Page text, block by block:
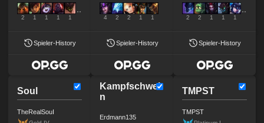
2 1 1 1 1
Spieler-History
4 2 2 1 1
Spieler-History
2 2 1 1 1
Spieler-History
Soul
TheRealSouI
Kampfschwei
n
Erdmann135
TMPST
TMPST